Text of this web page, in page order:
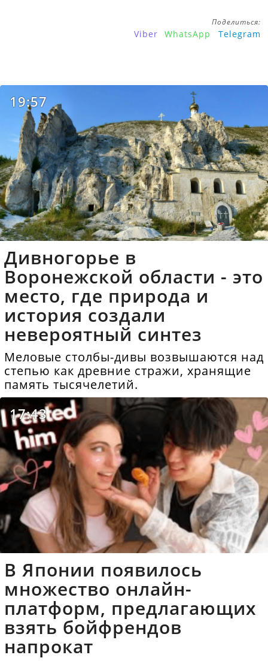
Поделиться:
Viber WhatsApp Telegram
19:57
Дивногорье в
Воронежской области - это
место, где природа и
история создали
невероятный синтез
Меловые столбы-дивы возвышаются над
степью как древние стражи, хранящие
память тысячелетий.
17:43
В Японии появилось
множество онлайн-
платформ, предлагающих
взять бойфрендов
напрокат